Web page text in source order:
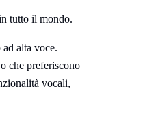
tutto il mondo.
alta voce.
che preferiscono
vocali,